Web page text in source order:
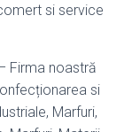
si service
Firma noastră
si
Marfuri,